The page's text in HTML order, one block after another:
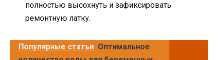
полностью высохнуть и зафиксировать
ремонтную латку.
Популярные статьи Оптимальное